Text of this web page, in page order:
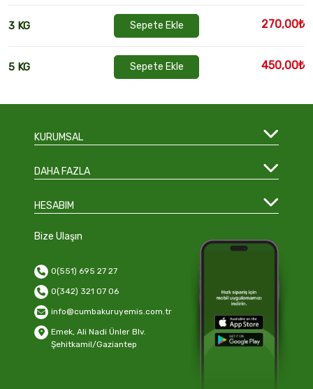
3 KG Sepete Ekle 270,00₺
5 KG Sepete Ekle 450,00₺
KURUMSAL
DAHA FAZLA
HESABIM
Bize Ulaşın
0(551) 695 27 27
0(342) 321 07 06
info@cumbakuruyemis.com.tr
Emek, Ali Nadi Ünler Blv.
Şehitkamil/Gaziantep